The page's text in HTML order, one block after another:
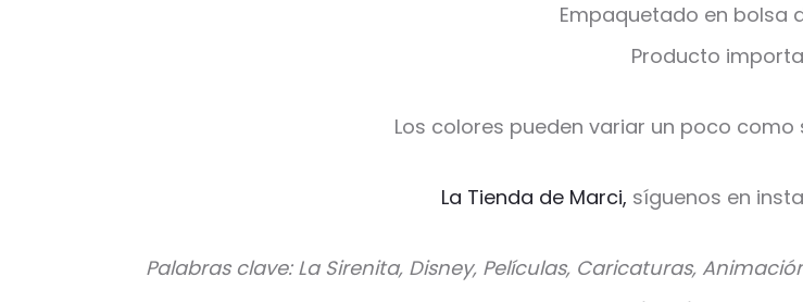
Empaquetado en bolsa
Producto
Los colores pueden variar un poco
La Tienda de Marci, síguenos en
Palabras clave: La Sirenita, Disney, Películas, Caricaturas,